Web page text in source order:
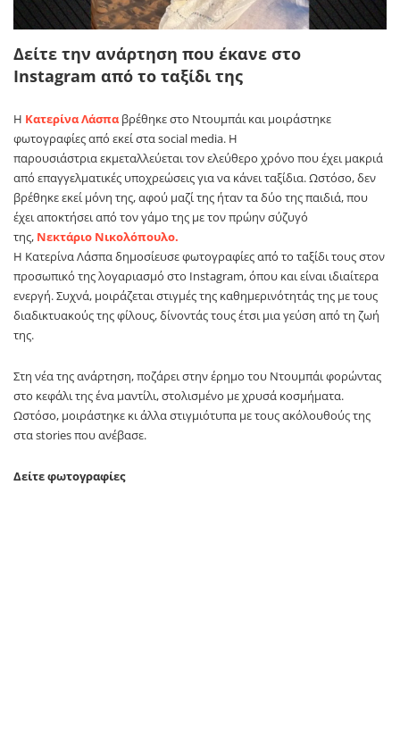
Δείτε την ανάρτηση που έκανε στο
Instagram από το ταξίδι της
Η Κατερίνα Λάσπα βρέθηκε στο Ντουμπάι και μοιράστηκε
φωτογραφίες από εκεί στα social media. Η
παρουσιάστρια εκμεταλλεύεται τον ελεύθερο χρόνο που έχει μακριά
από επαγγελματικές υποχρεώσεις για να κάνει ταξίδια. Ωστόσο, δεν
βρέθηκε εκεί μόνη της, αφού μαζί της ήταν τα δύο της παιδιά, που
έχει αποκτήσει από τον γάμο της με τον πρώην σύζυγό
της, Νεκτάριο Νικολόπουλο.
Η Κατερίνα Λάσπα δημοσίευσε φωτογραφίες από το ταξίδι τους στον
προσωπικό της λογαριασμό στο Instagram, όπου και είναι ιδιαίτερα
ενεργή. Συχνά, μοιράζεται στιγμές της καθημερινότητάς της με τους
διαδικτυακούς της φίλους, δίνοντάς τους έτσι μια γεύση από τη ζωή
της.
Στη νέα της ανάρτηση, ποζάρει στην έρημο του Ντουμπάι φορώντας
στο κεφάλι της ένα μαντίλι, στολισμένο με χρυσά κοσμήματα.
Ωστόσο, μοιράστηκε κι άλλα στιγμιότυπα με τους ακόλουθούς της
στα stories που ανέβασε.
Δείτε φωτογραφίες